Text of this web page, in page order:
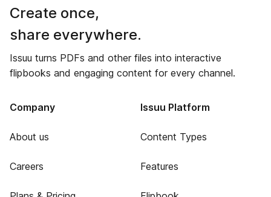
Create once,
share everywhere.
Issuu turns PDFs and other files into interactive
flipbooks and engaging content for every channel.
Company
About us
Careers
Issuu Platform
Content Types
Features